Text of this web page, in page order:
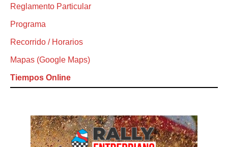
Reglamento Particular
Programa
Recorrido / Horarios
Mapas (Google Maps)
Tiempos Online